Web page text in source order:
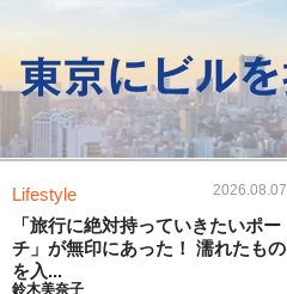
Lifestyle 2026.08.07
「旅行に絶対持っていきたいポー
チ」が無印にあった！ 濡れたもの
を入...
鈴木美奈子